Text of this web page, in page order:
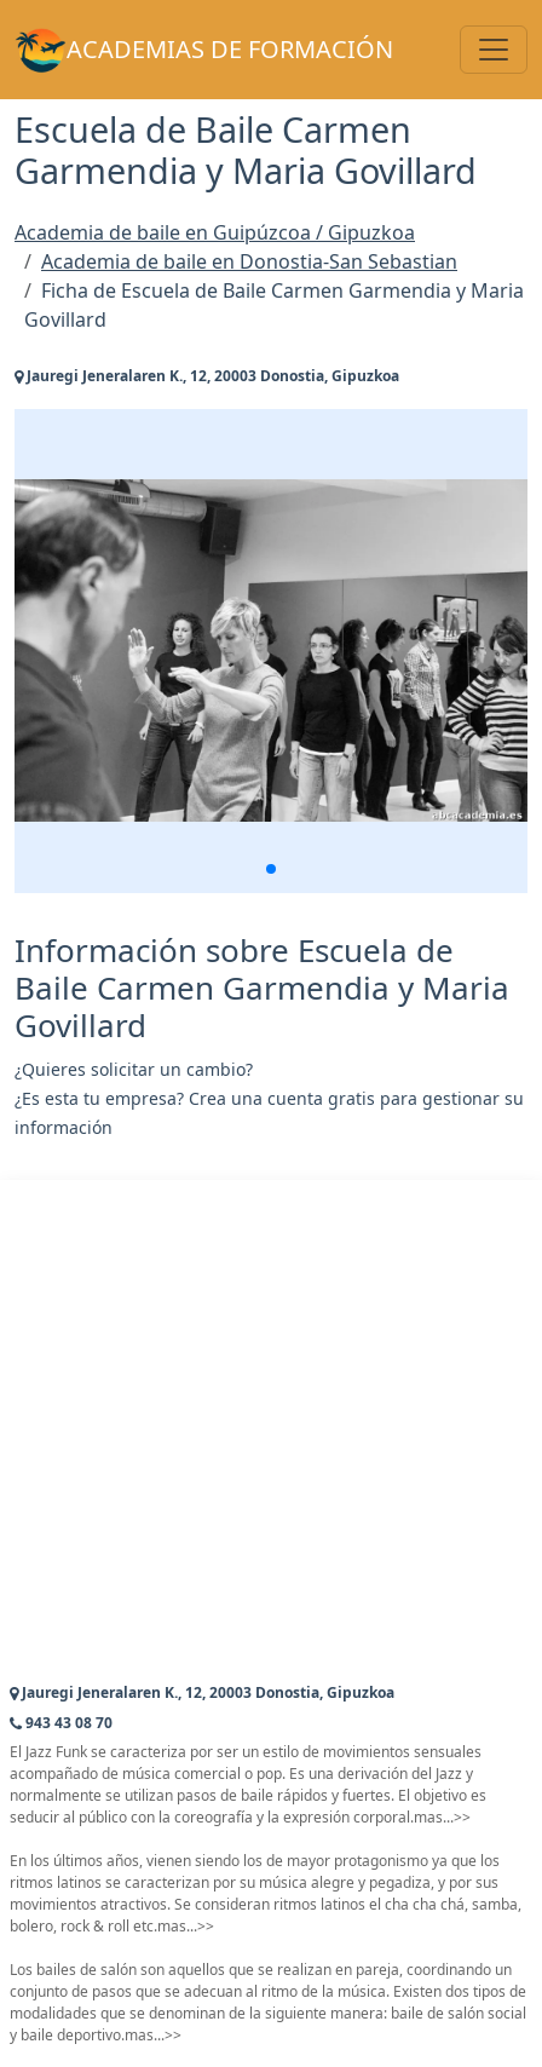
ACADEMIAS DE FORMACIÓN
Escuela de Baile Carmen
Garmendia y Maria Govillard
Academia de baile en Guipúzcoa / Gipuzkoa
Academia de baile en Donostia-San Sebastian
Ficha de Escuela de Baile Carmen Garmendia y Maria
Govillard
Jauregi Jeneralaren K., 12, 20003 Donostia, Gipuzkoa
Información sobre Escuela de
Baile Carmen Garmendia y Maria
Govillard
¿Quieres solicitar un cambio?
¿Es esta tu empresa? Crea una cuenta gratis para gestionar su
información
Jauregi Jeneralaren K., 12, 20003 Donostia, Gipuzkoa
943 43 08 70
El Jazz Funk se caracteriza por ser un estilo de movimientos sensuales
acompañado de música comercial o pop. Es una derivación del Jazz y
normalmente se utilizan pasos de baile rápidos y fuertes. El objetivo es
seducir al público con la coreografía y la expresión corporal.mas...>>
En los últimos años, vienen siendo los de mayor protagonismo ya que los
ritmos latinos se caracterizan por su música alegre y pegadiza, y por sus
movimientos atractivos. Se consideran ritmos latinos el cha cha chá, samba,
bolero, rock & roll etc.mas...>>
Los bailes de salón son aquellos que se realizan en pareja, coordinando un
conjunto de pasos que se adecuan al ritmo de la música. Existen dos tipos de
modalidades que se denominan de la siguiente manera: baile de salón social
y baile deportivo.mas...>>